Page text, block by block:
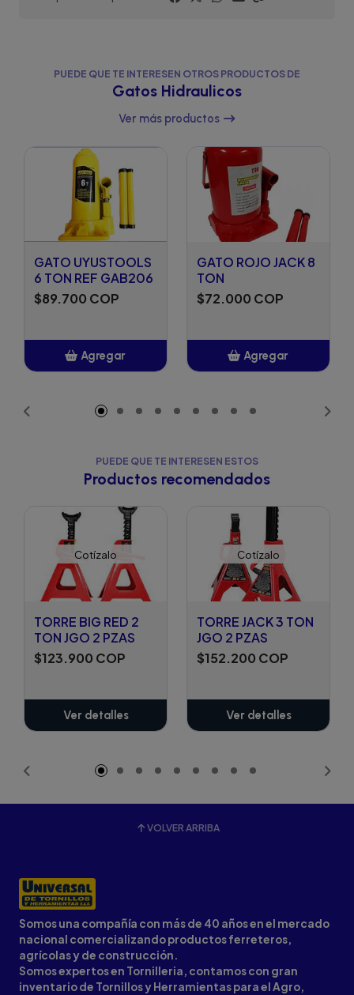
PUEDE QUE TE INTERESEN OTROS PRODUCTOS DE
Gatos Hidraulicos
Ver más productos
GATO UYUSTOOLS
6 TON REF GAB206
$89.700 COP
Agregar
GATO ROJO JACK 8
TON
$72.000 COP
Agregar
PUEDE QUE TE INTERESEN ESTOS
Productos recomendados
Cotízalo
TORRE BIG RED 2
TON JGO 2 PZAS
$123.900 COP
Ver detalles
Cotízalo
TORRE JACK 3 TON
JGO 2 PZAS
$152.200 COP
Ver detalles
VOLVER ARRIBA
Somos una compañía con más de 40 años en el mercado
nacional comercializando productos ferreteros,
agrícolas y de construcción.
Somos expertos en Tornilleria, contamos con gran
inventario de Tornillos y Herramientas para el Agro,